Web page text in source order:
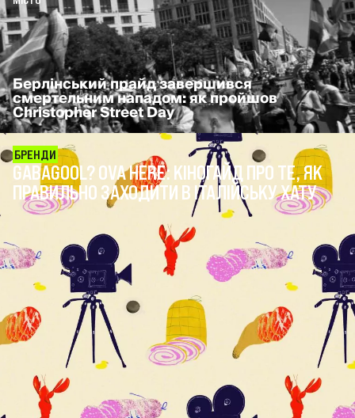
GABAGOOL? OVA HERE: КІНОГАЙД ПРО ТЕ, ЯК
ПРАВИЛЬНО ЗАХОДИТИ В ІТАЛІЙСЬКУ ХАТУ
БРЕНДИ
Берлінський прайд завершився
смертельним нападом: як пройшов
Christopher Street Day